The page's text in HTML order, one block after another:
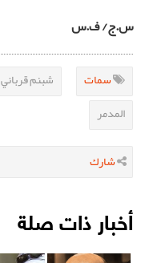
س.ج/ ف.س
سمات شبنم قرباني
المدمر
شارك
أخبار ذات صلة